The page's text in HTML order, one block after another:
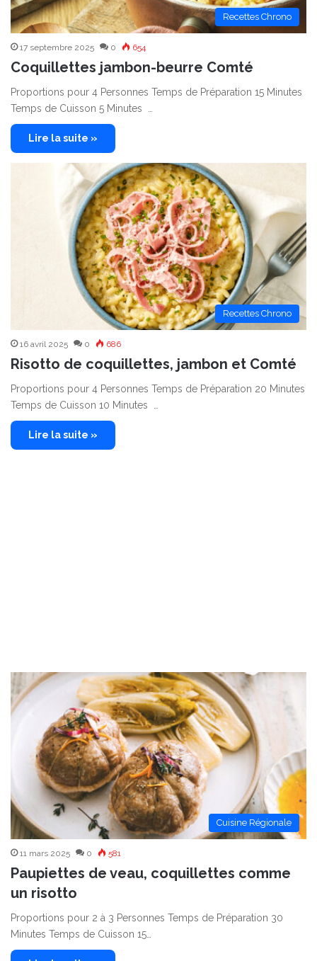
Recettes Chrono
17 septembre 2025 0 654
Coquillettes jambon-beurre Comté
Proportions pour 4 Personnes Temps de Préparation 15 Minutes
Temps de Cuisson 5 Minutes …
Lire la suite »
Recettes Chrono
16 avril 2025 0 686
Risotto de coquillettes, jambon et Comté
Proportions pour 4 Personnes Temps de Préparation 20 Minutes
Temps de Cuisson 10 Minutes …
Lire la suite »
Cuisine Régionale
11 mars 2025 0 581
Paupiettes de veau, coquillettes comme
un risotto
Proportions pour 2 à 3 Personnes Temps de Préparation 30
Minutes Temps de Cuisson 15…